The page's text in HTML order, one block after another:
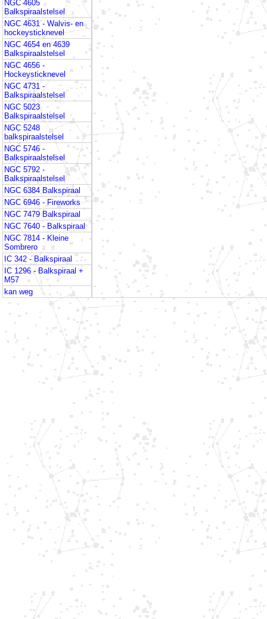
NGC 4605
Balkspiraalstelsel
NGC 4631 - Walvis- en
hockeysticknevel
NGC 4654 en 4639
Balkspiraalstelsel
NGC 4656 -
Hockeysticknevel
NGC 4731 -
Balkspiraalstelsel
NGC 5023
Balkspiraalstelsel
NGC 5248
balkspiraalstelsel
NGC 5746 -
Balkspiraalstelsel
NGC 5792 -
Balkspiraalstelsel
NGC 6384 Balkspiraal
NGC 6946 - Fireworks
NGC 7479 Balkspiraal
NGC 7640 - Balkspiraal
NGC 7814 - Kleine
Sombrero
IC 342 - Balkspiraal
IC 1296 - Balkspiraal +
M57
kan weg